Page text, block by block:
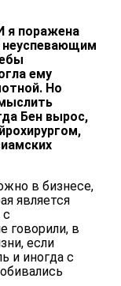
я поражена
ему
Но
Бен вырос,
в бизнесе,
является
говорили, в
если
и иногда с